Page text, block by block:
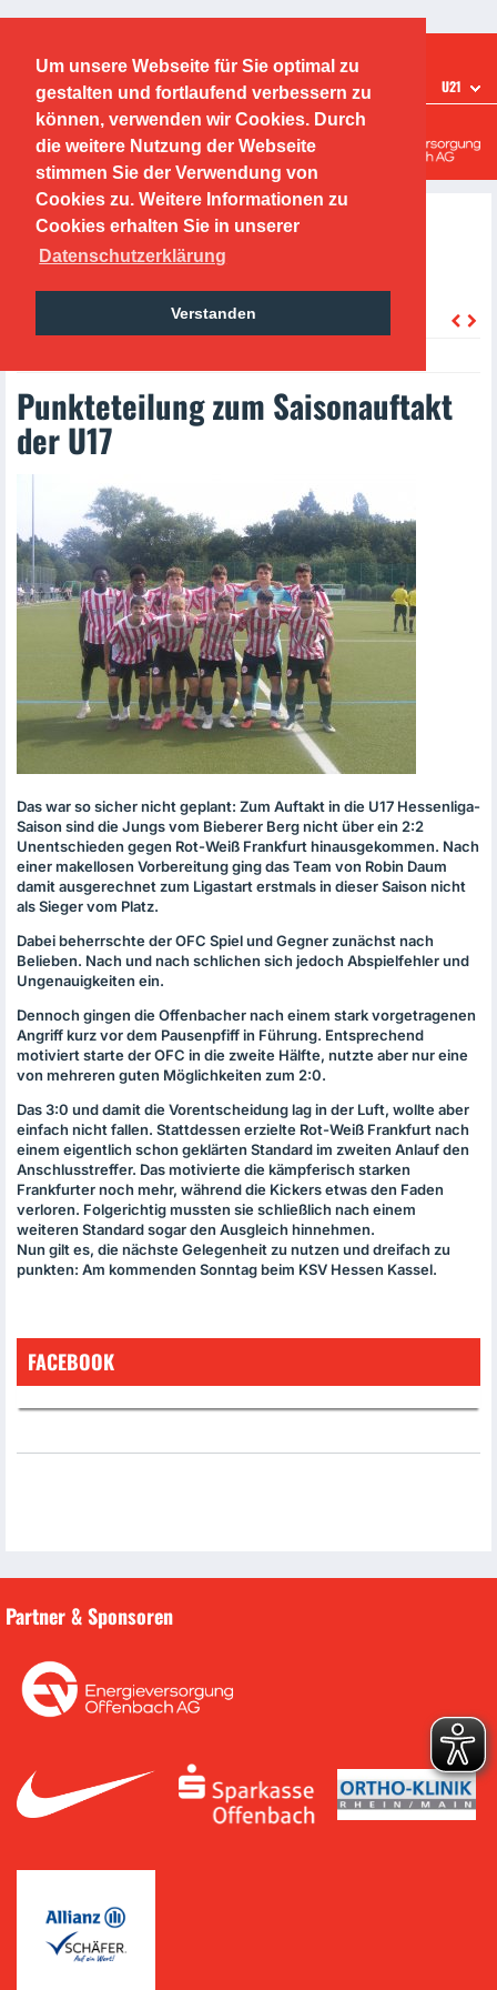
Um unsere Webseite für Sie optimal zu
gestalten und fortlaufend verbessern zu
können, verwenden wir Cookies. Durch
die weitere Nutzung der Webseite
stimmen Sie der Verwendung von
Cookies zu. Weitere Informationen zu
Cookies erhalten Sie in unserer
Datenschutzerklärung
Verstanden
TEAMS U21
Offenbacher Kickers
Leistungszentrum
Punkteteilung zum Saisonauftakt
der U17
Das war so sicher nicht geplant: Zum Auftakt in die U17 Hessenliga-
Saison sind die Jungs vom Bieberer Berg nicht über ein 2:2
Unentschieden gegen Rot-Weiß Frankfurt hinausgekommen. Nach
einer makellosen Vorbereitung ging das Team von Robin Daum
damit ausgerechnet zum Ligastart erstmals in dieser Saison nicht
als Sieger vom Platz.
Dabei beherrschte derOFC Spiel und Gegner zunächst nach
Belieben. Nach und nach schlichen sich jedoch Abspielfehler und
Ungenauigkeiten ein.
Dennoch gingen die Offenbacher nach einem stark vorgetragenen
Angriff kurz vor dem Pausenpfiff in Führung. Entsprechend
motiviert starte derOFC in die zweite Hälfte, nutzte aber nur eine
von mehreren guten Möglichkeiten zum 2:0.
Das 3:0 und damit die Vorentscheidung lag in der Luft, wollte aber
einfach nicht fallen. Stattdessen erzielte Rot-Weiß Frankfurt nach
einem eigentlich schon geklärten Standard im zweiten Anlauf den
Anschlusstreffer. Das motivierte die kämpferisch starken
Frankfurter noch mehr, während die Kickers etwas den Faden
verloren. Folgerichtig mussten sie schließlich nach einem
weiteren Standard sogar den Ausgleich hinnehmen.
Nun gilt es, die nächste Gelegenheit zu nutzen und dreifach zu
punkten: Am kommenden Sonntag beim KSV Hessen Kassel.
FACEBOOK
Partner & Sponsoren